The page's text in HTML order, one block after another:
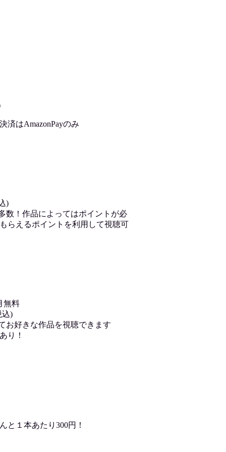
済はAmazonPayのみ
)
！作品によってはポイントが必
らえるポイントを利用して視聴可
無料
込)
お好きな作品を視聴できます
り！
と１本あたり300円！